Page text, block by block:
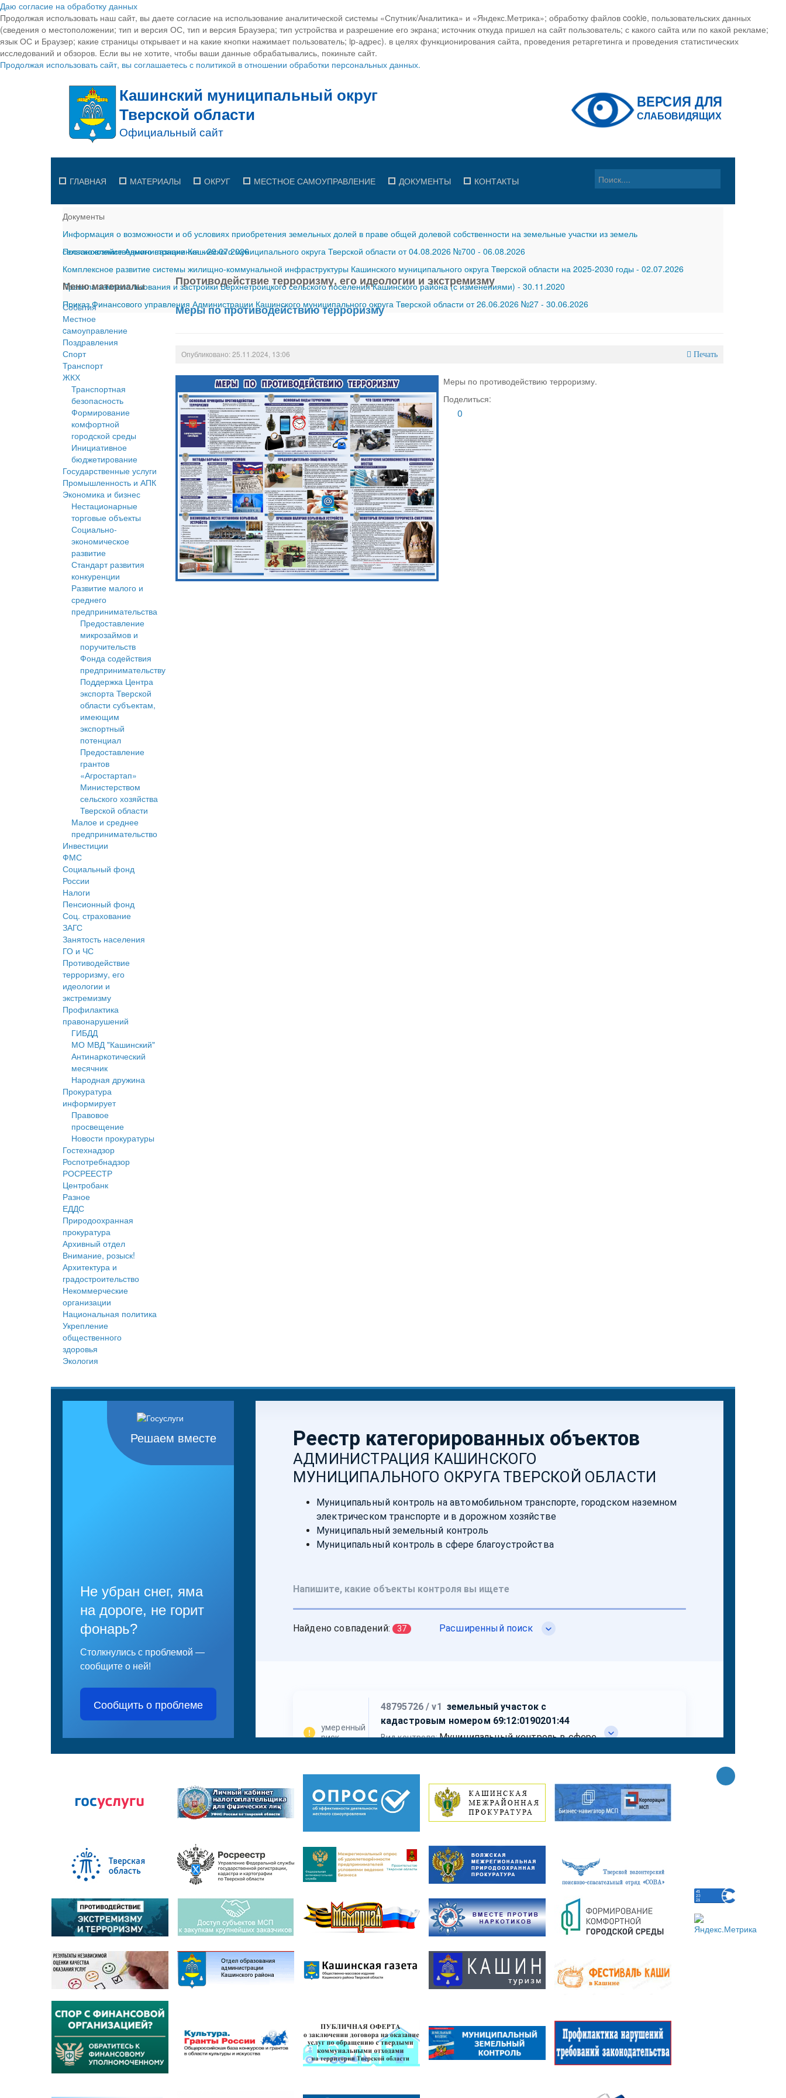
Даю согласие на обработку данных
Продолжая использовать наш сайт, вы даете согласие на использование аналитической системы «Спутник/Аналитика» и «Яндекс.Метрика»; обработку файлов cookie, пользовательских данных
(сведения о местоположении; тип и версия ОС, тип и версия Браузера; тип устройства и разрешение его экрана; источник откуда пришел на сайт пользователь; с какого сайта или по какой рекламе;
язык ОС и Браузер; какие страницы открывает и на какие кнопки нажимает пользователь; ip-адрес). в целях функционирования сайта, проведения ретаргетинга и проведения статистических
исследований и обзоров. Если вы не хотите, чтобы ваши данные обрабатывались, покиньте сайт.
Продолжая использовать сайт, вы соглашаетесь с политикой в отношении обработки персональных данных.
ГЛАВНАЯ МАТЕРИАЛЫ ОКРУГ МЕСТНОЕ САМОУПРАВЛЕНИЕ ДОКУМЕНТЫ КОНТАКТЫ
Документы
Информация о возможности и об условиях приобретения земельных долей в праве общей долевой собственности на земельные участки из земель
сельскохозяйственного назначения-29.07.2026
Постановление Администрации Кашинского муниципального округа Тверской области от 04.08.2026 №700 - 06.08.2026
Комплексное развитие системы жилищно-коммунальной инфраструктуры Кашинского муниципального округа Тверской области на 2025-2030 годы - 02.07.2026
Правила землепользования и застройки Верхнетроицкого сельского поселения Кашинского района (с изменениями) - 30.11.2020
Приказ Финансового управления Администрации Кашинского муниципального округа Тверской области от 26.06.2026 №27 - 30.06.2026
Меню материалы
События
Местное
cамоуправление
Поздравления
Спорт
Транспорт
ЖКХ
Транспортная
безопасность
Формирование
комфортной
городской среды
Инициативное
бюджетирование
Государственные услуги
Промышленность и АПК
Экономика и бизнес
Нестационарные
торговые объекты
Социально-
экономическое
развитие
Стандарт развития
конкуренции
Развитие малого и
среднего
предпринимательства
Предоставление
микрозаймов и
поручительств
Фонда содействия
предпринимательству
Поддержка Центра
экспорта Тверской
области субъектам,
имеющим
экспортный
потенциал
Предоставление
грантов
«Агростартап»
Министерством
сельского хозяйства
Тверской области
Малое и среднее
предпринимательство
Инвестиции
ФМС
Социальный фонд
России
Налоги
Пенсионный фонд
Соц. страхование
ЗАГС
Занятость населения
ГО и ЧС
Противодействие
терроризму, его
идеологии и
экстремизму
Профилактика
правонарушений
ГИБДД
МО МВД "Кашинский"
Антинаркотический
месячник
Народная дружина
Прокуратура
информирует
Правовое
просвещение
Новости прокуратуры
Гостехнадзор
Роспотребнадзор
РОСРЕЕСТР
Центробанк
Разное
ЕДДС
Природоохранная
прокуратура
Архивный отдел
Внимание, розыск!
Архитектура и
градостроительство
Некоммерческие
организации
Национальная политика
Укрепление
общественного
здоровья
Экология
Противодействие терроризму, его идеологии и экстремизму
Меры по противодействию терроризму
Опубликовано: 25.11.2024, 13:06 Печать
Меры по противодействию терроризму.
Поделиться:
0
Решаем вместе
Не убран снег, яма
на дороге, не горит
фонарь?
Столкнулись с проблемой —
сообщите о ней!
Сообщить о проблеме